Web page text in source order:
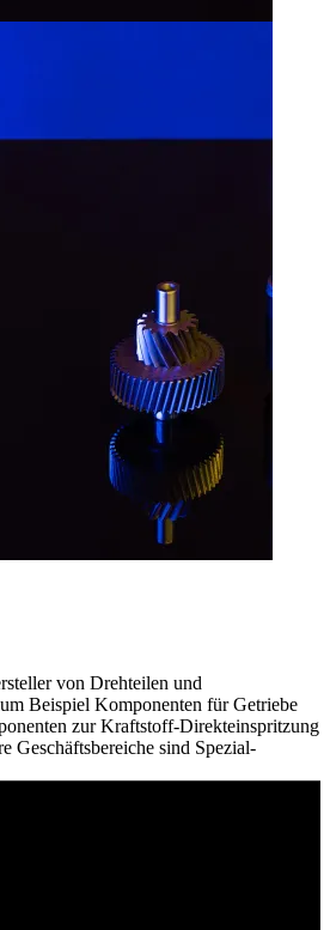
von Drehteilen und
Beispiel Komponenten für Getriebe
zur Kraftstoff-Direkteinspritzung
Geschäftsbereiche sind Spezial-